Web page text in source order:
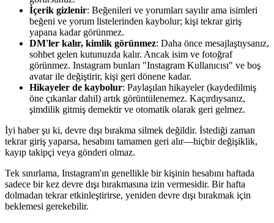
İçerik gizlenir: Beğenileri ve yorumları sayılır ama isimleri
beğeni ve yorum listelerinden kaybolur; kişi tekrar giriş
yapana kadar görünmez.
DM'ler kalır, kimlik görünmez: Daha önce mesajlaştıysanız,
sohbet gelen kutunuzda kalır. Ancak isim ve fotoğraf
görünmez. Instagram bunları "Instagram Kullanıcısı" ve boş
avatar ile değiştirir, kişi geri dönene kadar.
Hikayeler de kaybolur: Paylaşılan hikayeler (kaydedilmiş
öne çıkanlar dahil) artık görüntülenemez. Kaçırdıysanız,
şimdilik gitmiş demektir ve otomatik olarak geri gelmez.
İyi haber şu ki, devre dışı bırakma silmek değildir. İstediği zaman
tekrar giriş yaparsa, hesabını tamamen geri alır—hiçbir değişiklik,
kayıp takipçi veya gönderi olmaz.
Tek sınırlama, Instagram'ın genellikle bir kişinin hesabını haftada
sadece bir kez devre dışı bırakmasına izin vermesidir. Bir hafta
dolmadan tekrar etkinleştirirse, yeniden devre dışı bırakmak için
beklemesi gerekebilir.